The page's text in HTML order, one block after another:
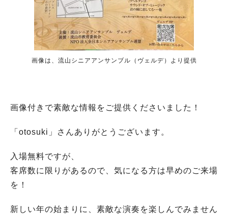
画像は、流山シニアアンサンブル（ヴェルデ）より提供
画像付きで素敵な情報をご提供くださいました！
「 otosuki 」さんありがとうございます。
入場無料ですが、
客席数に限りがあるので、気になる方は早めのご来場
を！
新しい年の始まりに、素敵な演奏を楽しんでみません